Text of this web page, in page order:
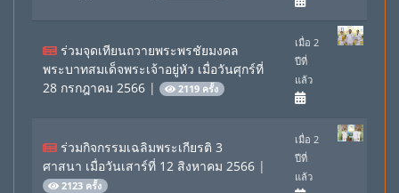
ร่วมจุดเทียนถวายพระพรชัยมงคล
พระบาทสมเด็จพระเจ้าอยู่หัว เมื่อวันศุกร์ที่
28 กรกฎาคม 2566 | 2119 ครั้ง
เมื่อ 2
ปีที่
แล้ว
ร่วมกิจกรรมเฉลิมพระเกียรติ 3
ศาสนา เมื่อวันเสาร์ที่ 12 สิงหาคม 2566 |
2123 ครั้ง
เมื่อ 2
ปีที่
แล้ว